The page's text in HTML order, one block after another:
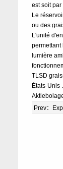
est soit
Le
ou des
L'unité
permettant
lumière
TLSD
États-Unis .
Prev：